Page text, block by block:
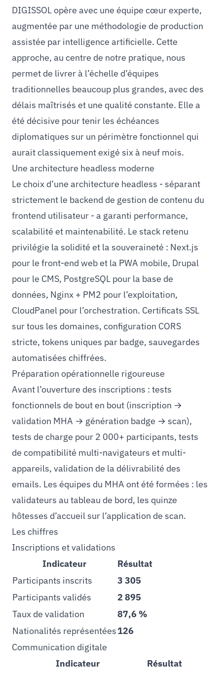
DIGISSOL opère avec une équipe cœur experte,
augmentée par une méthodologie de production
assistée par intelligence artificielle. Cette
approche, au centre de notre pratique, nous
permet de livrer à l’échelle d’équipes
traditionnelles beaucoup plus grandes, avec des
délais maîtrisés et une qualité constante. Elle a
été décisive pour tenir les échéances
diplomatiques sur un périmètre fonctionnel qui
aurait classiquement exigé six à neuf mois.
Une architecture headless moderne
Le choix d’une architecture headless - séparant
strictement le backend de gestion de contenu du
frontend utilisateur - a garanti performance,
scalabilité et maintenabilité. Le stack retenu
privilégie la solidité et la souveraineté : Next.js
pour le front-end web et la PWA mobile, Drupal
pour le CMS, PostgreSQL pour la base de
données, Nginx + PM2 pour l’exploitation,
CloudPanel pour l’orchestration. Certificats SSL
sur tous les domaines, configuration CORS
stricte, tokens uniques par badge, sauvegardes
automatisées chiffrées.
Préparation opérationnelle rigoureuse
Avant l’ouverture des inscriptions : tests
fonctionnels de bout en bout (inscription →
validation MHA → génération badge → scan),
tests de charge pour 2 000+ participants, tests
de compatibilité multi-navigateurs et multi-
appareils, validation de la délivrabilité des
emails. Les équipes du MHA ont été formées : les
validateurs au tableau de bord, les quinze
hôtesses d’accueil sur l’application de scan.
Les chiffres
Inscriptions et validations
Indicateur
Résultat
Participants inscrits
3 305
Participants validés
2 895
Taux de validation
87,6 %
Nationalités représentées126
Communication digitale
Indicateur
Résultat